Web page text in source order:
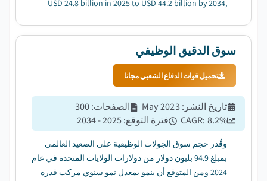
USD 24.8 billion in 2025 to USD 44.2 billion by 2034,
سوق الدقيق الوظيفي
تحميل قوات الدفاع الشعبي مجانا
تاريخ النشر :
May 2023 الصفحات:
300
CAGR: 8.2% فترة التوقع:
2025 - 2034
وقُدر حجم سوق الجولات الوظيفية على الصعيد العالمي
بمبلغ 94.9 بليون دولار من دولارات الولايات المتحدة في عام
2024 ومن المتوقع أن ينمو بمعدل نمو سنوي مركب قدره